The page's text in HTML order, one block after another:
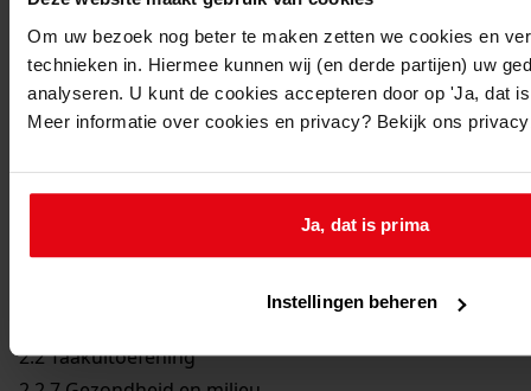
Om uw bezoek nog beter te maken zetten we cookies en
technieken in. Hiermee kunnen wij (en derde partijen) uw
analyseren. U kunt de cookies accepteren door op 'Ja, dat
Meer informatie over cookies en privacy? Bekijk ons
Ja, dat is prima
Instellingen beheren
Printen
2.2 Taakuitoefening